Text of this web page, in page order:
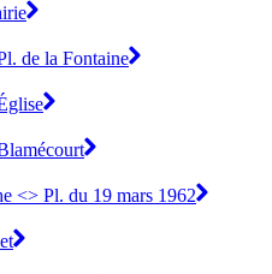
de la Fontaine
<> Pl. du 19 mars 1962